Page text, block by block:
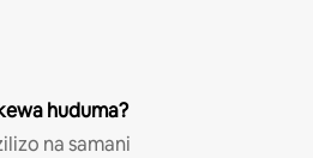
huduma?
na samani